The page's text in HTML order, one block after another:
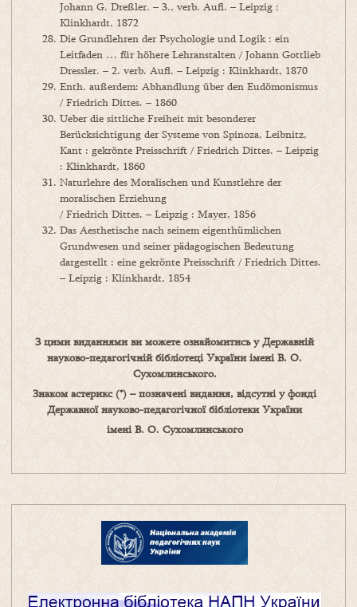
Johann G. Dreßler. – 3., verb. Aufl. – Leipzig :
Klinkhardt, 1872
Die Grundlehren der Psychologie und Logik : ein
Leitfaden … für höhere Lehranstalten / Johann Gottlieb
Dressler. – 2. verb. Aufl. – Leipzig : Klinkhardt, 1870
Enth. außerdem: Abhandlung über den Eudömonismus
/ Friedrich Dittes. – 1860
Ueber die sittliche Freiheit mit besonderer
Berücksichtigung der Systeme von Spinoza, Leibnitz,
Kant : gekrönte Preisschrift / Friedrich Dittes. – Leipzig
: Klinkhardt, 1860
Naturlehre des Moralischen und Kunstlehre der
moralischen Erziehung
/ Friedrich Dittes. – Leipzig : Mayer, 1856
Das Aesthetische nach seinem eigenthümlichen
Grundwesen und seiner pädagogischen Bedeutung
dargestellt : eine gekrönte Preisschrift / Friedrich Dittes.
– Leipzig : Klinkhardt, 1854
З цими виданнями ви можете ознайомитись у Державній
науково-педагогічній бібліотеці України імені В. О.
Сухомлинського.
Знаком астерикс (*) – позначені видання, відсутні у фонді
Державної науково-педагогічної бібліотеки України
імені В. О. Сухомлинського